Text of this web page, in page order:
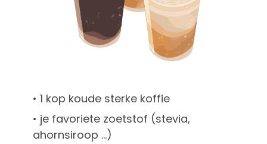
• 1 kop koude sterke koffie
• je favoriete zoetstof (stevia,
ahornsiroop …)